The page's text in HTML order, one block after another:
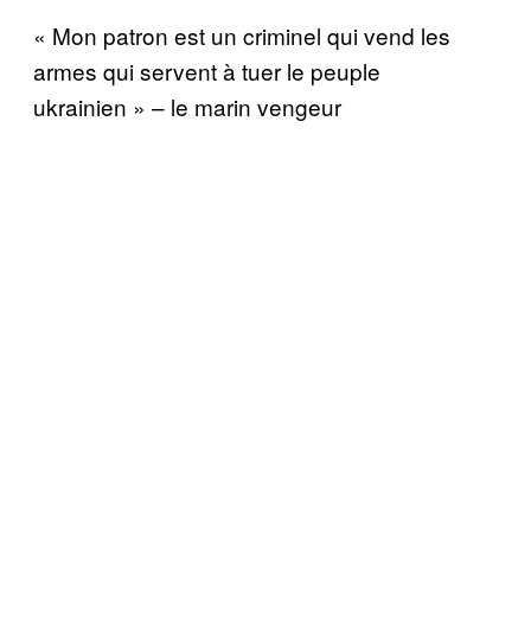
« Mon patron est un criminel qui vend les
armes qui servent à tuer le peuple
ukrainien » – le marin vengeur